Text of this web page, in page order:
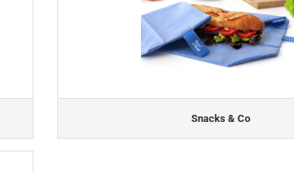
Snacks & Co